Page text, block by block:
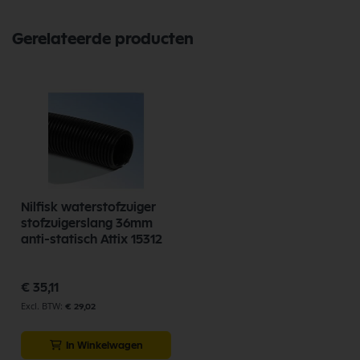
Gerelateerde producten
Nilfisk waterstofzuiger
stofzuigerslang 36mm
anti-statisch Attix 15312
€ 35,11
€ 29,02
In Winkelwagen